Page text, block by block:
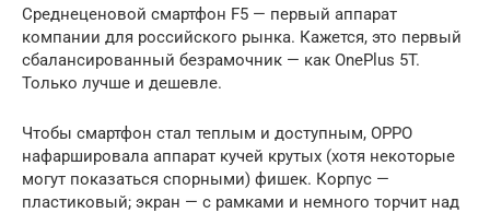
Среднеценовой смартфон F5 — первый аппарат
компании для российского рынка. Кажется, это первый
сбалансированный безрамочник — как OnePlus 5T.
Только лучше и дешевле.
Чтобы смартфон стал теплым и доступным, OPPO
нафаршировала аппарат кучей крутых (хотя некоторые
могут показаться спорными) фишек. Корпус —
пластиковый; экран — с рамками и немного торчит над